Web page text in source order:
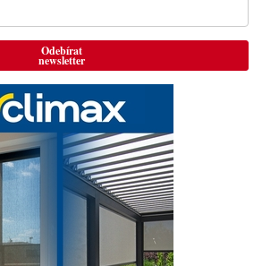
Odebírat
newsletter